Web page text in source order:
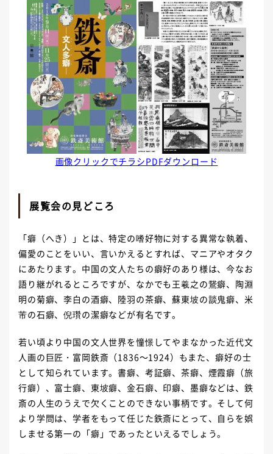
画像クリックでチラシPDFダウンロード
展覧会の見どころ
「癖（へき）」とは、特定の嗜好物に対する異常な執着、
偏愛のことをいい、言いかえるとすれば、マニアやオタク
にあたります。中国の文人たちの癖好のあり様は、今なお
語り継がれるところですが、なかでも王羲之の鵞癖、陶淵
明の菊癖、李白の酒癖、陸羽の茶癖、蘇東坡の談鬼癖、米
芾の石癖、倪瓚の潔癖などが有名です。
若い頃より中国の文人世界を憧憬してやまなかった近代文
人画の巨匠・富岡鉄斎（1836～1924）もまた、癖好の士
として知られています。書癖、考証癖、茶癖、煙霞癖（旅
行癖）、富士癖、東坡癖、金石癖、印癖、墨癖などは、鉄
斎の人生のうえで欠くことのできない事柄です。そして何
より学問は、学者をもって任じた鉄斎にとって、自らを娯
しませる第一の「癖」であったといえるでしょう。